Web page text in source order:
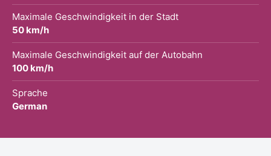
Maximale Geschwindigkeit in der Stadt
50 km/h
Maximale Geschwindigkeit auf der Autobahn
100 km/h
Sprache
German